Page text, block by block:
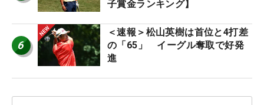
子賞金ランキング】
6
＜速報＞松山英樹は首位と4打差
の「65」 イーグル奪取で好発
進